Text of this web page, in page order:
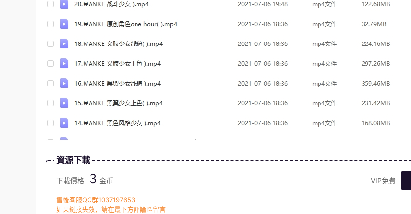
資源下載
下載價格 3 金币 VIP免費
售後客服QQ群1037197653
如果鏈接失效，請在最下方評論區留言